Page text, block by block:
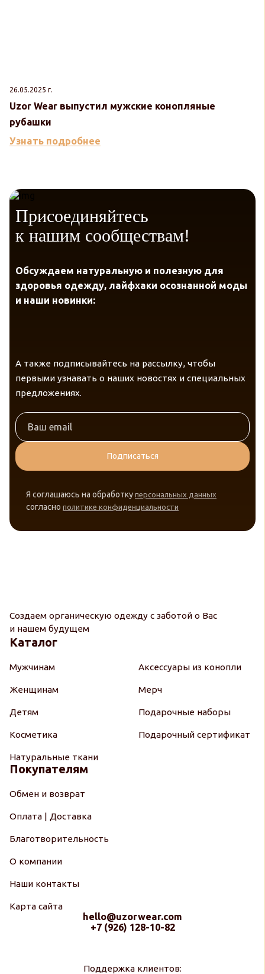
26.05.2025 г.
Uzor Wear выпустил мужские конопляные
рубашки
Узнать подробнее
Присоединяйтесь
к нашим сообществам!
Обсуждаем натуральную и полезную для
здоровья одежду, лайфхаки осознанной моды
и наши новинки:
А также подписывайтесь на рассылку, чтобы
первыми узнавать о наших новостях и специальных
предложениях.
Подписаться
Я соглашаюсь на обработку персональных данных
согласно политике конфиденциальности
Создаем органическую одежду с заботой о Вас
и нашем будущем
Каталог
Мужчинам
Женщинам
Детям
Косметика
Натуральные ткани
Аксессуары из конопли
Мерч
Подарочные наборы
Подарочный сертификат
Покупателям
Обмен и возврат
Оплата | Доставка
Благотворительность
О компании
Наши контакты
Карта сайта
hello@uzorwear.com
+7 (926) 128-10-82
Поддержка клиентов: